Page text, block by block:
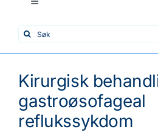
Toggle
Hjem
Nytt fra fagmiljøene
Tema
Search
for:
Kirurgisk
gastroøsofageal
reflukssykdom